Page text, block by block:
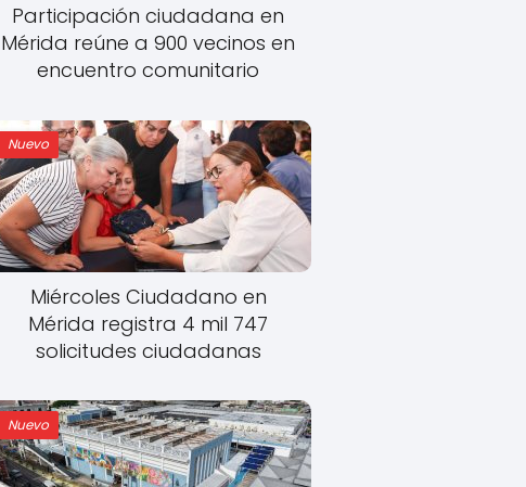
Participación ciudadana en
Mérida reúne a 900 vecinos en
encuentro comunitario
Nuevo
Miércoles Ciudadano en
Mérida registra 4 mil 747
solicitudes ciudadanas
Nuevo